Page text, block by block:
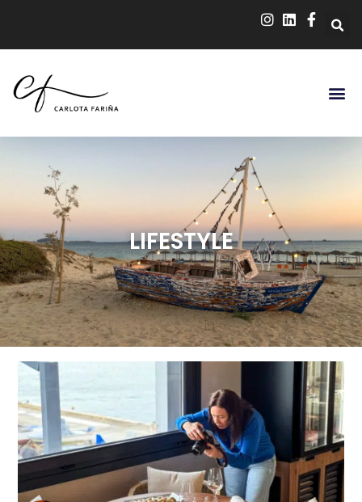
LIFESTYLE